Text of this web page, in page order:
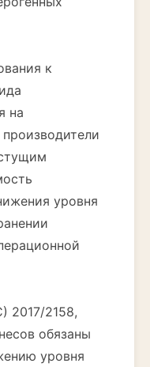
к
на
уровня
2017/2158,
обязаны
уровня